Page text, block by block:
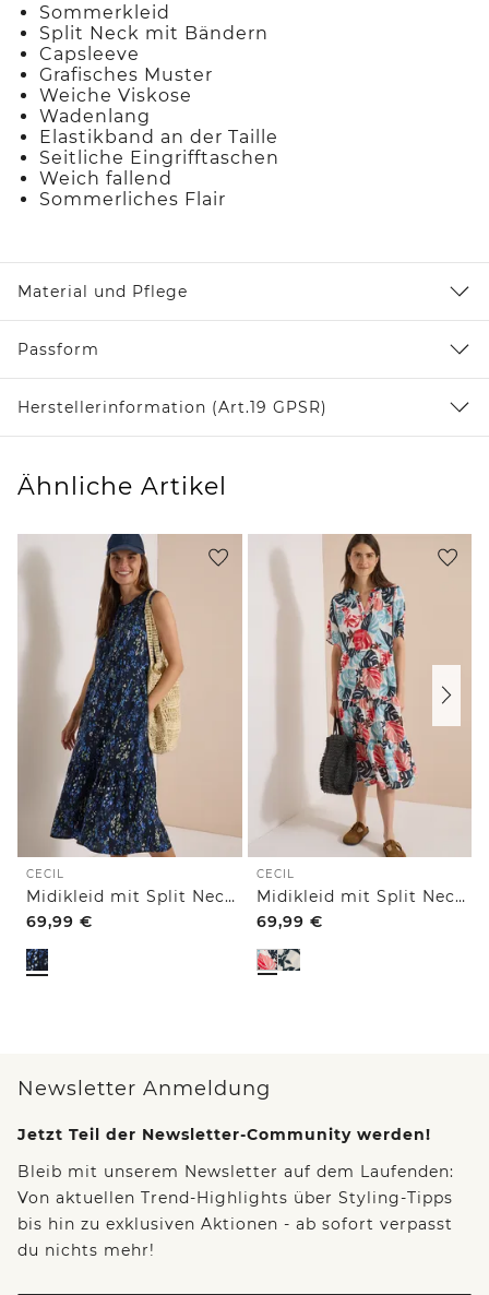
Sommerkleid
Split Neck mit Bändern
Capsleeve
Grafisches Muster
Weiche Viskose
Wadenlang
Elastikband an der Taille
Seitliche Eingrifftaschen
Weich fallend
Sommerliches Flair
Material und Pflege
Passform
Herstellerinformation (Art.19 GPSR)
Ähnliche Artikel
CECIL
Midikleid mit Split Neck und Print
69,99 €
CECIL
Midikleid mit Split Neck und Print
69,99 €
Newsletter Anmeldung
Jetzt Teil der Newsletter-Community werden!
Bleib mit unserem Newsletter auf dem Laufenden:
Von aktuellen Trend-Highlights über Styling-Tipps
bis hin zu exklusiven Aktionen - ab sofort verpasst
du nichts mehr!